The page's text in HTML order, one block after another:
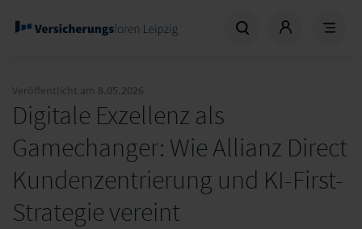
Veröffentlicht am 8.05.2026
Digitale Exzellenz als
Gamechanger: Wie Allianz Direct
Kundenzentrierung und KI-First-
Strategie vereint